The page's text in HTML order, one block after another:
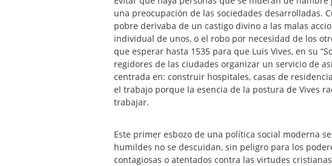
una preocupación de las sociedades desarrolladas.
pobre derivaba de un castigo divino a las malas
individual de unos, o el robo por necesidad de los
que esperar hasta 1535 para que Luis Vives, en su
regidores de las ciudades organizar un servicio de
centrada en: construir hospitales, casas de
el trabajo porque la esencia de la postura de Vives
trabajar.
Este primer esbozo de una política social moderna
humildes no se descuidan, sin peligro para los
contagiosas o atentados contra las virtudes